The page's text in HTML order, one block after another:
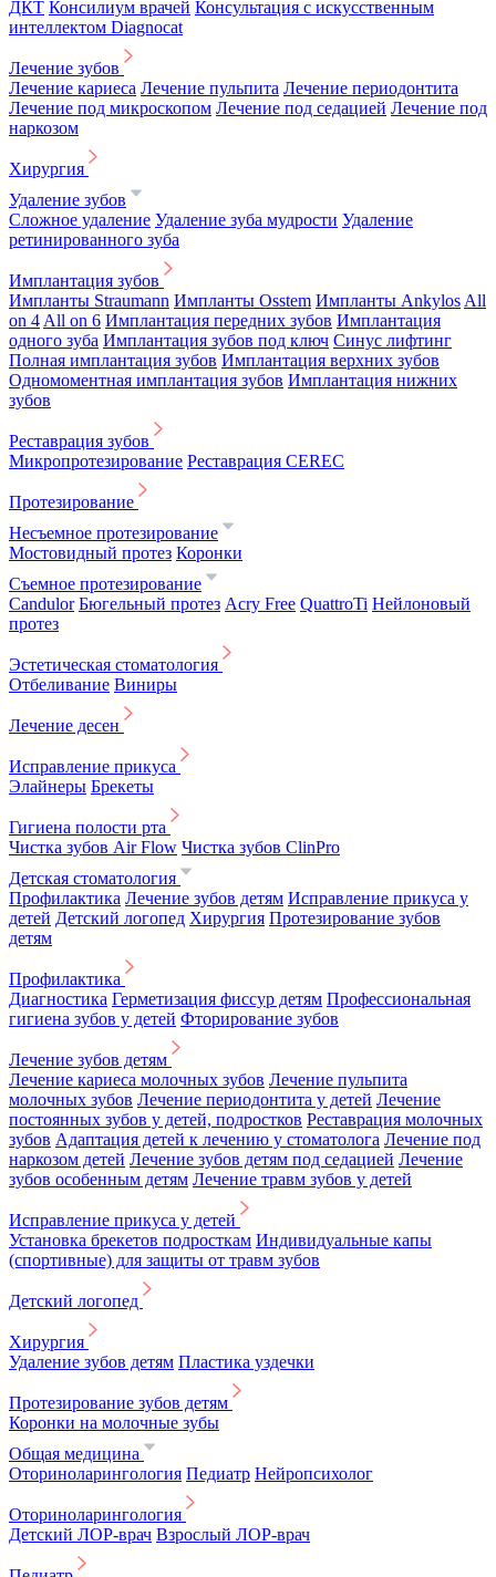
ДКТ Консилиум врачей Консультация с искусственным
интеллектом Diagnocat
Лечение зубов
Лечение кариеса Лечение пульпита Лечение периодонтита
Лечение под микроскопом Лечение под седацией Лечение под
наркозом
Хирургия
Удаление зубов
Сложное удаление Удаление зуба мудрости Удаление
ретинированного зуба
Имплантация зубов
Импланты Straumann Импланты Osstem Импланты Ankylos All
on 4 All on 6 Имплантация передних зубов Имплантация
одного зуба Имплантация зубов под ключ Синус лифтинг
Полная имплантация зубов Имплантация верхних зубов
Одномоментная имплантация зубов Имплантация нижних
зубов
Реставрация зубов
Микропротезирование Реставрация CEREC
Протезирование
Несъемное протезирование
Мостовидный протез Коронки
Съемное протезирование
Candulor Бюгельный протез Acry Free QuattroTi Нейлоновый
протез
Эстетическая стоматология
Отбеливание Виниры
Лечение десен
Исправление прикуса
Элайнеры Брекеты
Гигиена полости рта
Чистка зубов Air Flow Чистка зубов ClinPro
Детская стоматология
Профилактика Лечение зубов детям Исправление прикуса у
детей Детский логопед Хирургия Протезирование зубов
детям
Профилактика
Диагностика Герметизация фиссур детям Профессиональная
гигиена зубов у детей Фторирование зубов
Лечение зубов детям
Лечение кариеса молочных зубов Лечение пульпита
молочных зубов Лечение периодонтита у детей Лечение
постоянных зубов у детей, подростков Реставрация молочных
зубов Адаптация детей к лечению у стоматолога Лечение под
наркозом детей Лечение зубов детям под седацией Лечение
зубов особенным детям Лечение травм зубов у детей
Исправление прикуса у детей
Установка брекетов подросткам Индивидуальные капы
(спортивные) для защиты от травм зубов
Детский логопед
Хирургия
Удаление зубов детям Пластика уздечки
Протезирование зубов детям
Коронки на молочные зубы
Общая медицина
Оториноларингология Педиатр Нейропсихолог
Оториноларингология
Детский ЛОР-врач Взрослый ЛОР-врач